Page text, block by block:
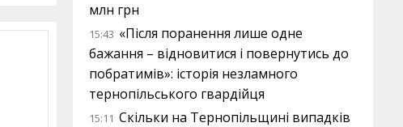
млн грн
15:43 «Після поранення лише одне
бажання – відновитися і повернутись до
побратимів»: історія незламного
тернопільського гвардійця
15:11 Скільки на Тернопільщині випадків